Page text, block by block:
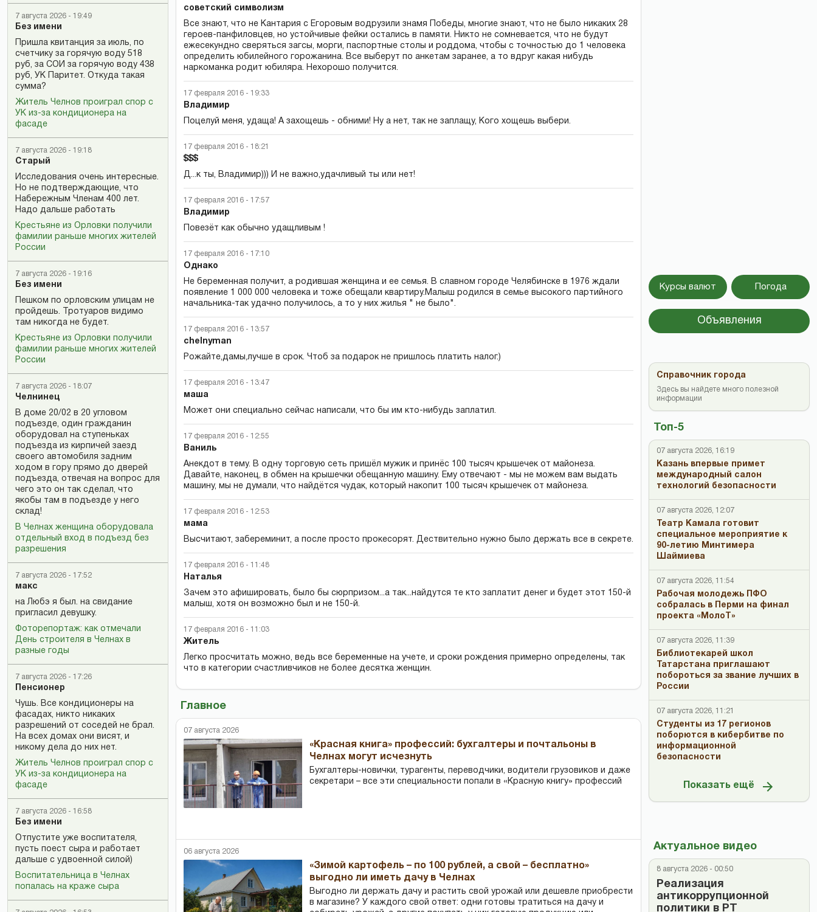
7 августа 2026 - 19:49
Без имени
Пришла квитанция за июль, по
счетчику за горячую воду 518
руб, за СОИ за горячую воду 438
руб, УК Паритет. Откуда такая
сумма?
Житель Челнов проиграл спор с
УК из-за кондиционера на
фасаде
7 августа 2026 - 19:18
Старый
Исследования очень интересные.
Но не подтверждающие, что
Набережным Членам 400 лет.
Надо дальше работать
Крестьяне из Орловки получили
фамилии раньше многих жителей
России
7 августа 2026 - 19:16
Без имени
Пешком по орловским улицам не
пройдешь. Тротуаров видимо
там никогда не будет.
Крестьяне из Орловки получили
фамилии раньше многих жителей
России
7 августа 2026 - 18:07
Челнинец
В доме 20/02 в 20 угловом
подъезде, один гражданин
оборудовал на ступеньках
подъезда из кирпичей заезд
своего автомобиля задним
ходом в гору прямо до дверей
подъезда, отвечая на вопрос для
чего это он так сделал, что
якобы там в подъезде у него
склад!
В Челнах женщина оборудовала
отдельный вход в подъезд без
разрешения
7 августа 2026 - 17:52
макс
на Любэ я был. на свидание
пригласил девушку.
Фоторепортаж: как отмечали
День строителя в Челнах в
разные годы
7 августа 2026 - 17:26
Пенсионер
Чушь. Все кондиционеры на
фасадах, никто никаких
разрешений от соседей не брал.
На всех домах они висят, и
никому дела до них нет.
Житель Челнов проиграл спор с
УК из-за кондиционера на
фасаде
7 августа 2026 - 16:58
Без имени
Отпустите уже воспитателя,
пусть поест сыра и работает
дальше с удвоенной силой)
Воспитательница в Челнах
попалась на краже сыра
советский символизм
Все знают, что не Кантария с Егоровым водрузили знамя Победы, многие знают, что не было никаких 28
героев-панфиловцев, но устойчивые фейки остались в памяти. Никто не сомневается, что не будут
ежесекундно сверяться загсы, морги, паспортные столы и роддома, чтобы с точностью до 1 человека
определить юбилейного горожанина. Все выберут по анкетам заранее, а то вдруг какая нибудь
наркоманка родит юбиляра. Нехорошо получится.
17 февраля 2016 - 19:33
Владимир
Поцелуй меня, удаща! А захощешь - обними! Ну а нет, так не заплащу, Кого хощешь выбери.
17 февраля 2016 - 18:21
$$$
Д...к ты, Владимир))) И не важно,удачливый ты или нет!
17 февраля 2016 - 17:57
Владимир
Повезёт как обычно удащливым !
17 февраля 2016 - 17:10
Однако
Не беременная получит, а родившая женщина и ее семья. В славном городе Челябинске в 1976 ждали
появление 1 000 000 человека и тоже обещали квартиру.Малыш родился в семье высокого партийного
начальника-так удачно получилось, а то у них жилья " не было".
17 февраля 2016 - 13:57
сhelnyman
Рожайте,дамы,лучше в срок. Чтоб за подарок не пришлось платить налог.)
17 февраля 2016 - 13:47
маша
Может они специально сейчас написали, что бы им кто-нибудь заплатил.
17 февраля 2016 - 12:55
Ваниль
Анекдот в тему. В одну торговую сеть пришёл мужик и принёс 100 тысяч крышечек от майонеза.
Давайте, наконец, в обмен на крышечки обещанную машину. Ему отвечают - мы не можем вам выдать
машину, мы не думали, что найдётся чудак, который накопит 100 тысяч крышечек от майонеза.
17 февраля 2016 - 12:53
мама
Высчитают, забереминит, а после просто прокесорят. Дествительно нужно было держать все в секрете.
17 февраля 2016 - 11:48
Наталья
Зачем это афишировать, было бы сюрпризом...а так...найдутся те кто заплатит денег и будет этот 150-й
малыш, хотя он возможно был и не 150-й.
17 февраля 2016 - 11:03
Житель
Легко просчитать можно, ведь все беременные на учете, и сроки рождения примерно определены, так
что в категории счастливчиков не более десятка женщин.
Главное
07 августа 2026
«Красная книга» профессий: бухгалтеры и почтальоны в
Челнах могут исчезнуть
Бухгалтеры-новички, тур­агенты, переводчики, водители грузовиков и даже
секретари – все эти специальности попали в «Красную книгу» профессий
06 августа 2026
«Зимой картофель – по 100 рублей, а свой – бесплатно»
выгодно ли иметь дачу в Челнах
Выгодно ли держать дачу и растить свой урожай или дешевле приобрести
в магазине? У каждого свой ответ: одни готовы тратиться на дачу и
Курсы валют Погода
Объявления
Топ-5
07 августа 2026, 16:19
Казань впервые примет
международный салон
технологий безопасности
07 августа 2026, 12:07
Театр Камала готовит
специальное мероприятие к
90-летию Минтимера
Шаймиева
07 августа 2026, 11:54
Рабочая молодежь ПФО
собралась в Перми на финал
проекта «МолоТ»
07 августа 2026, 11:39
Библиотекарей школ
Татарстана приглашают
побороться за звание лучших в
России
07 августа 2026, 11:21
Студенты из 17 регионов
поборются в кибербитве по
информационной
безопасности
Показать ещё
Актуальное видео
8 августа 2026 - 00:50
Реализация
антикоррупционной
политики в РТ
Справочник города
Здесь вы найдете много полезной
информации